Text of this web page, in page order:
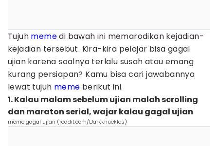
Tujuh memedi bawah ini memarodikan kejadian-
kejadian tersebut. Kira-kira pelajar bisa gagal
ujian karena soalnya terlalu susah atau emang
kurang persiapan? Kamu bisa cari jawabannya
lewat tujuh meme berikut ini.
1. Kalau malam sebelum ujian malah scrolling
dan maraton serial, wajar kalau gagal ujian
meme gagal ujian (reddit.com/Darkknuckles)